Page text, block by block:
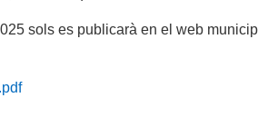
sols es publicarà en el web